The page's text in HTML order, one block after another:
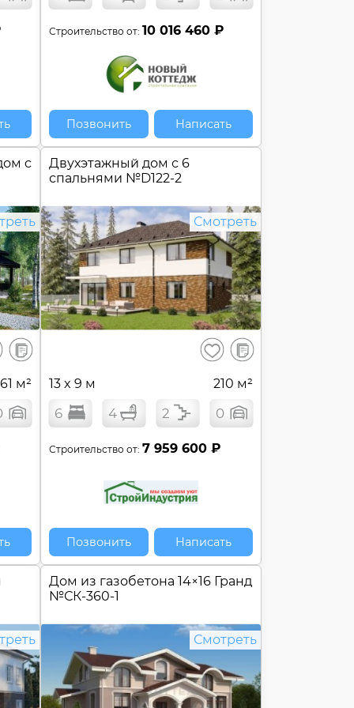
Строительство от:10 016 460 ₽
Позвонить Написать
c
В
сравнение
м²
Двухэтажный дом с 6
спальнями №D122-2
Смотреть
Сохранить
В
сравнение
13 x 9 м 210 м²
6 4 2 0
Строительство от:7 959 600 ₽
Позвонить Написать
Дом из газобетона 14×16 Гранд
№СК-360-1
Смотреть